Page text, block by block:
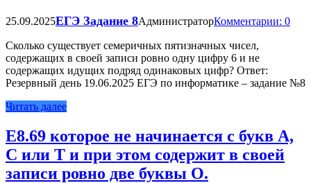
25.09.2025ЕГЭ Задание 8АдминистраторКомментарии: 0
Сколько существует семеричных пятизначных чисел,
содержащих в своей записи ровно одну цифру 6 и не
содержащих идущих подряд одинаковых цифр? Ответ:
Резервный день 19.06.2025 ЕГЭ по информатике – задание №8
Читать далее
Е8.69 которое не начинается с букв А,
С или Т и при этом содержит в своей
записи ровно две буквы О.